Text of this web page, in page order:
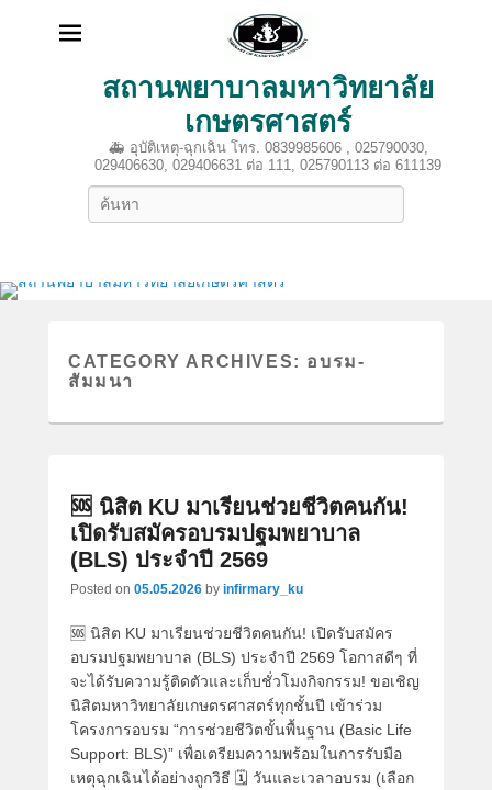
สถานพยาบาลมหาวิทยาลัย
เกษตรศาสตร์
🚑 อุบัติเหตุ-ฉุกเฉิน โทร. 0839985606 , 025790030,
029406630, 029406631 ต่อ 111, 025790113 ต่อ 611139
CATEGORY ARCHIVES: อบรม-
สัมมนา
🆘 นิสิต KU มาเรียนช่วยชีวิตคนกัน!
เปิดรับสมัครอบรมปฐมพยาบาล
(BLS) ประจำปี 2569
Posted on 05.05.2026 by infirmary_ku
🆘 นิสิต KU มาเรียนช่วยชีวิตคนกัน! เปิดรับสมัคร
อบรมปฐมพยาบาล (BLS) ประจำปี 2569 โอกาสดีๆ ที่
จะได้รับความรู้ติดตัวและเก็บชั่วโมงกิจกรรม! ขอเชิญ
นิสิตมหาวิทยาลัยเกษตรศาสตร์ทุกชั้นปี เข้าร่วม
โครงการอบรม “การช่วยชีวิตขั้นพื้นฐาน (Basic Life
Support: BLS)” เพื่อเตรียมความพร้อมในการรับมือ
เหตุฉุกเฉินได้อย่างถูกวิธี 🗓️ วันและเวลาอบรม (เลือก